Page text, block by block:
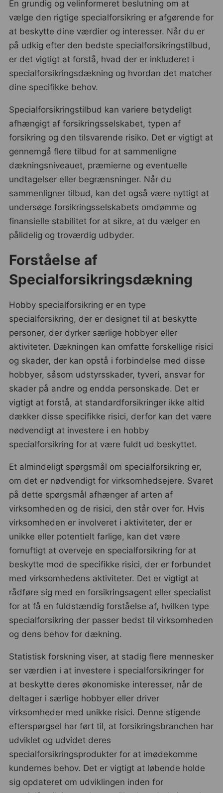
En grundig og velinformeret beslutning om at
vælge den rigtige specialforsikring er afgørende for
at beskytte dine værdier og interesser. Når du er
på udkig efter den bedste specialforsikringstilbud,
er det vigtigt at forstå, hvad der er inkluderet i
specialforsikringsdækning og hvordan det matcher
dine specifikke behov.
Specialforsikringstilbud kan variere betydeligt
afhængigt af forsikringsselskabet, typen af
forsikring og den tilsvarende risiko. Det er vigtigt at
gennemgå flere tilbud for at sammenligne
dækningsniveauet, præmierne og eventuelle
undtagelser eller begrænsninger. Når du
sammenligner tilbud, kan det også være nyttigt at
undersøge forsikringsselskabets omdømme og
finansielle stabilitet for at sikre, at du vælger en
pålidelig og troværdig udbyder.
Forståelse af
Specialforsikringsdækning
Hobby specialforsikring er en type
specialforsikring, der er designet til at beskytte
personer, der dyrker særlige hobbyer eller
aktiviteter. Dækningen kan omfatte forskellige risici
og skader, der kan opstå i forbindelse med disse
hobbyer, såsom udstyrsskader, tyveri, ansvar for
skader på andre og endda personskade. Det er
vigtigt at forstå, at standardforsikringer ikke altid
dækker disse specifikke risici, derfor kan det være
nødvendigt at investere i en hobby
specialforsikring for at være fuldt ud beskyttet.
Et almindeligt spørgsmål om specialforsikring er,
om det er nødvendigt for virksomhedsejere. Svaret
på dette spørgsmål afhænger af arten af
virksomheden og de risici, den står over for. Hvis
virksomheden er involveret i aktiviteter, der er
unikke eller potentielt farlige, kan det være
fornuftigt at overveje en specialforsikring for at
beskytte mod de specifikke risici, der er forbundet
med virksomhedens aktiviteter. Det er vigtigt at
rådføre sig med en forsikringsagent eller specialist
for at få en fuldstændig forståelse af, hvilken type
specialforsikring der passer bedst til virksomheden
og dens behov for dækning.
Statistisk forskning viser, at stadig flere mennesker
ser værdien i at investere i specialforsikringer for
at beskytte deres økonomiske interesser, når de
deltager i særlige hobbyer eller driver
virksomheder med unikke risici. Denne stigende
efterspørgsel har ført til, at forsikringsbranchen har
udviklet og udvidet deres
specialforsikringsprodukter for at imødekomme
kundernes behov. Det er vigtigt at løbende holde
sig opdateret om udviklingen inden for